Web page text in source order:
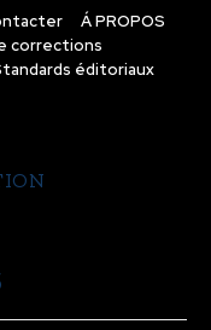
Á PROPOS
corrections
éditoriaux